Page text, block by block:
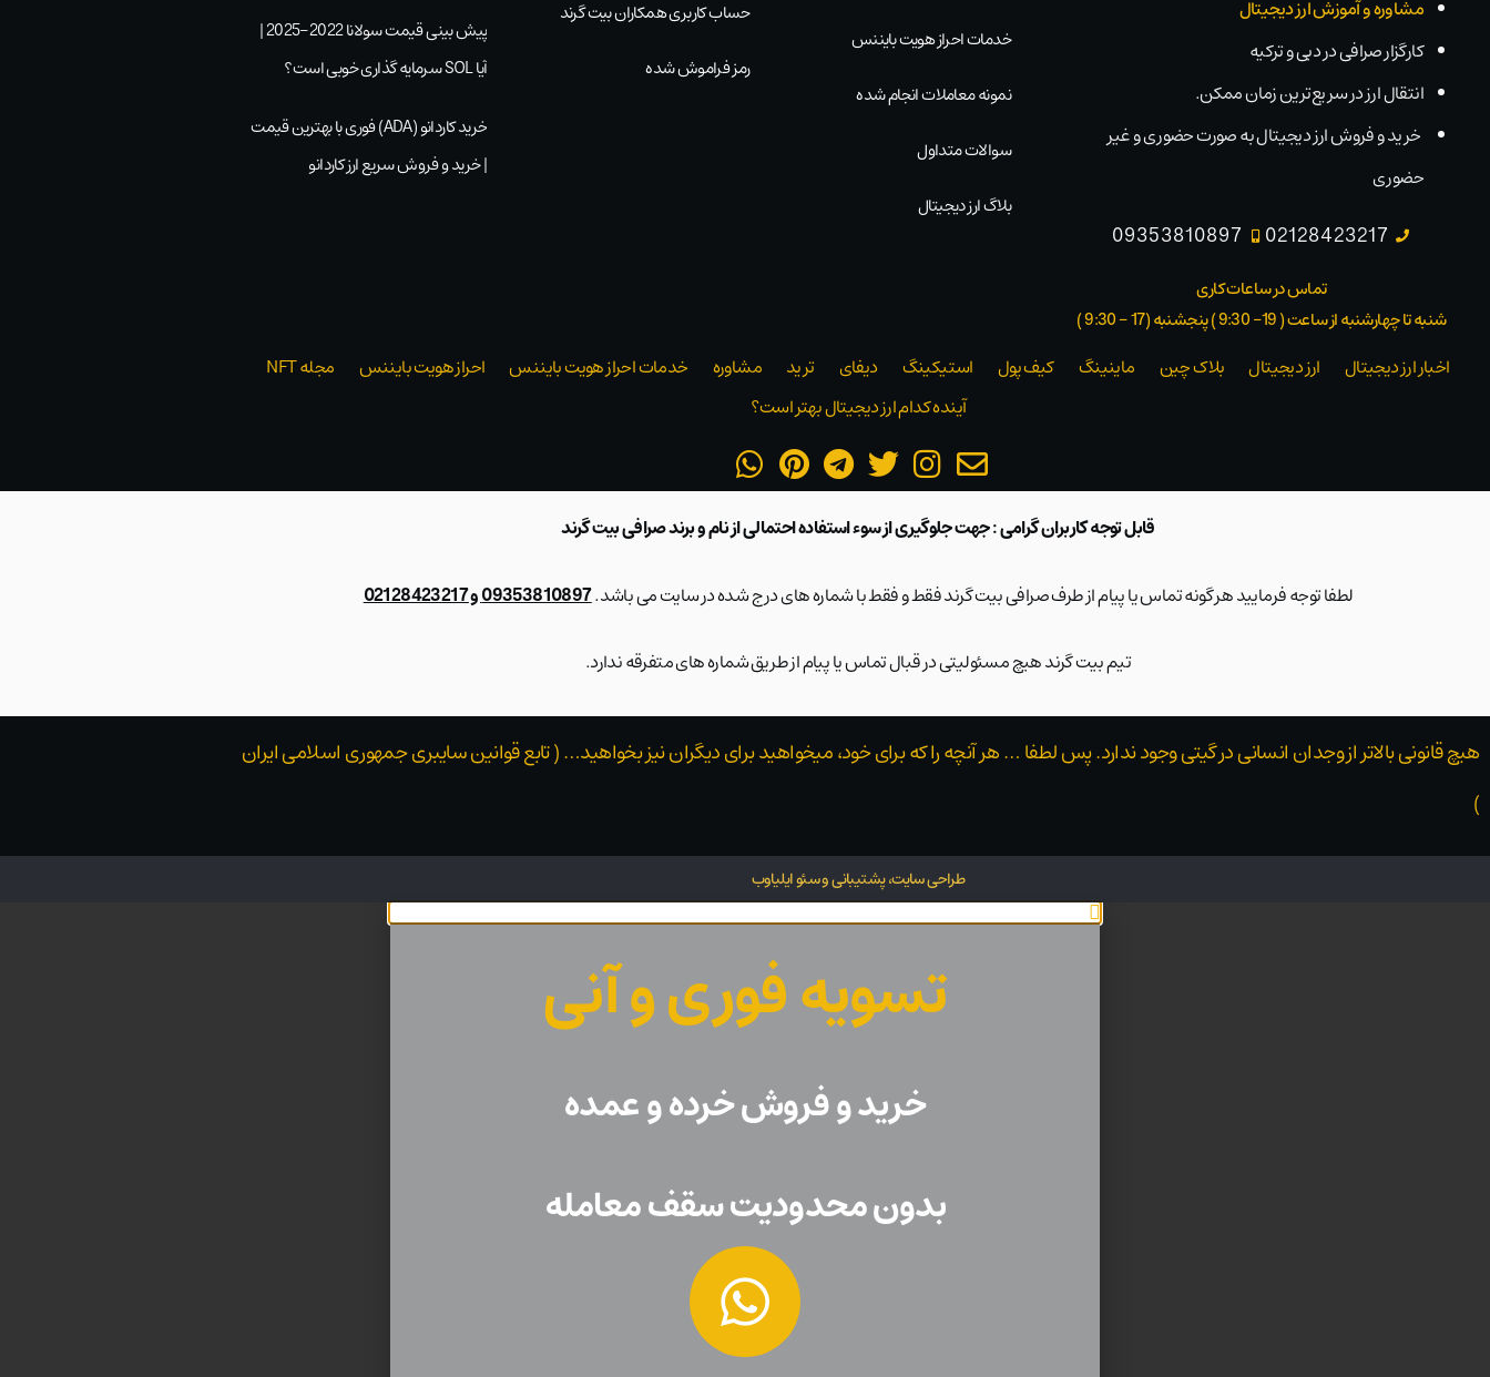
مشاوره و آموزش ارز دیجیتال
کارگزار صرافی در دبی و ترکیه
انتقال ارز در سریع‌ترین زمان ممکن.
خرید و فروش ارز دیجیتال به صورت حضوری و غیر
حضوری
02128423217
09353810897
تماس در ساعات کاری
شنبه تا چهارشنبه از ساعت ( 19- 9:30 ) پنجشنبه (17 - 9:30 )​
خدمات احراز هویت بایننس
نمونه معاملات انجام شده
سوالات متداول
بلاگ ارز دیجیتال
حساب کاربری همکاران بیت گرند
رمز فراموش شده
پیش بینی قیمت سولانا 2022-2025 |
آیا SOL سرمایه گذاری خوبی است؟
خرید کاردانو (ADA) فوری با بهترین قیمت
| خرید و فروش سریع ارز کاردانو
اخبار ارز دیجیتال ارز دیجیتال بلاک‌ چین ماینینگ کیف پول استیکینگ دیفای ترید مشاوره خدمات احراز هویت بایننس احراز هویت بایننس
مجله NFT
آینده کدام ارز دیجیتال بهتر است؟
قابل توجه کاربران گرامی : جهت جلوگیری از سوء استفاده احتمالی از نام و برند صرافی بیت گرند
لطفا توجه فرمایید هر گونه تماس یا پیام از طرف صرافی بیت گرند فقط و فقط با شماره های درج شده در سایت می باشد.09353810897 و 02128423217
تیم بیت گرند هیچ مسئولیتی در قبال تماس یا پیام از طریق شماره های متفرقه ندارد.
هیچ قانونی بالاتر از وجدان انسانی در گیتی وجود ندارد. پس لطفا … هر آنچه را که برای خود، میخواهید برای دیگران نیز بخواهید… ( تابع قوانین سایبری جمهوری اسلامی ایران
)
طراحی سایت، پشتیبانی و سئو ایلیاوب
تسویه فوری و آنی
خرید و فروش خرده و عمده
بدون محدودیت سقف معامله